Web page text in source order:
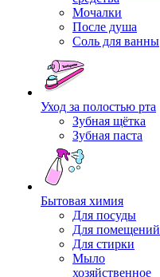
Мочалки
После душа
Соль для ванны
Уход за полостью рта
Зубная щётка
Зубная паста
Бытовая химия
Для посуды
Для помещений
Для стирки
Мыло
хозяйственное